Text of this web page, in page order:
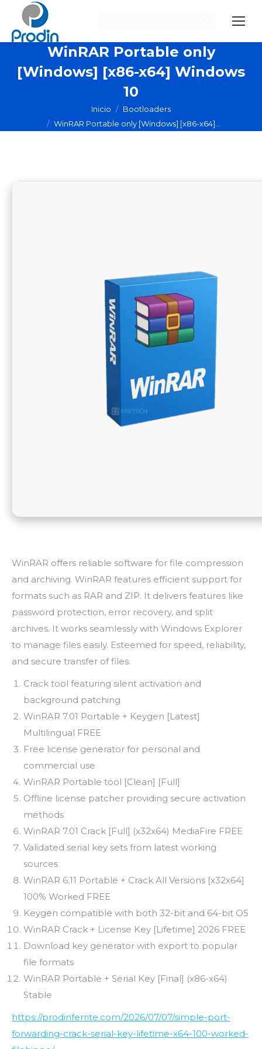
WinRAR Portable only
[Windows] [x86-x64] Windows
10
Inicio
Bootloaders
WinRAR Portable only [Windows] [x86-x64]…
WinRAR offers reliable software for file compression
and archiving. WinRAR features efficient support for
formats such as RAR and ZIP. It delivers features like
password protection, error recovery, and split
archives. It works seamlessly with Windows Explorer
to manage files easily. Esteemed for speed, reliability,
and secure transfer of files.
Crack tool featuring silent activation and
background patching
WinRAR 7.01 Portable + Keygen [Latest]
Multilingual FREE
Free license generator for personal and
commercial use
WinRAR Portable tool [Clean] [Full]
Offline license patcher providing secure activation
methods
WinRAR 7.01 Crack [Full] (x32x64) MediaFire FREE
Validated serial key sets from latest working
sources
WinRAR 6.11 Portable + Crack All Versions [x32x64]
100% Worked FREE
Keygen compatible with both 32-bit and 64-bit OS
WinRAR Crack + License Key [Lifetime] 2026 FREE
Download key generator with export to popular
file formats
WinRAR Portable + Serial Key [Final] (x86-x64)
Stable
https://prodinferrite.com/2026/07/07/simple-port-
forwarding-crack-serial-key-lifetime-x64-100-worked-